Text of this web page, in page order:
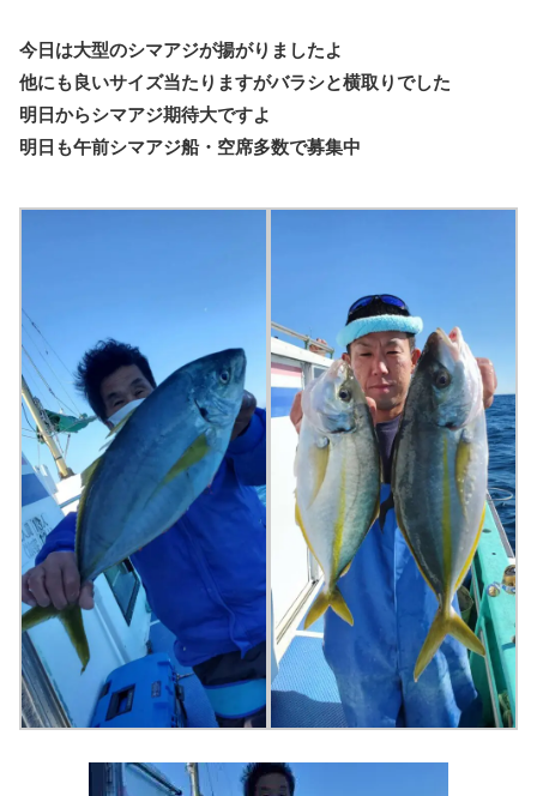
今日は大型のシマアジが揚がりましたよ
他にも良いサイズ当たりますがバラシと横取りでした
明日からシマアジ期待大ですよ
明日も午前シマアジ船・空席多数で募集中